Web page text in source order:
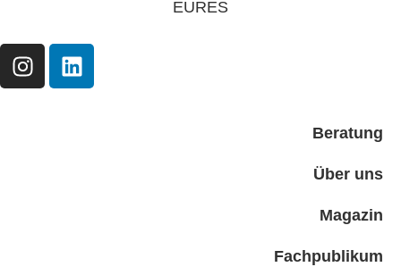
EURES
Beratung
Über uns
Magazin
Fachpublikum